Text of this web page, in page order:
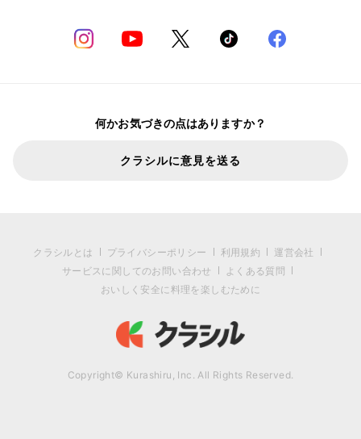
何かお気づきの点はありますか？
クラシルに意見を送る
クラシルとは プライバシーポリシー 利用規約
運営会社
サービスに関してのお問い合わせ
よくある質問
おいしく安全に料理を楽しむために
Copyright© Kurashiru, Inc. All Rights Reserved.